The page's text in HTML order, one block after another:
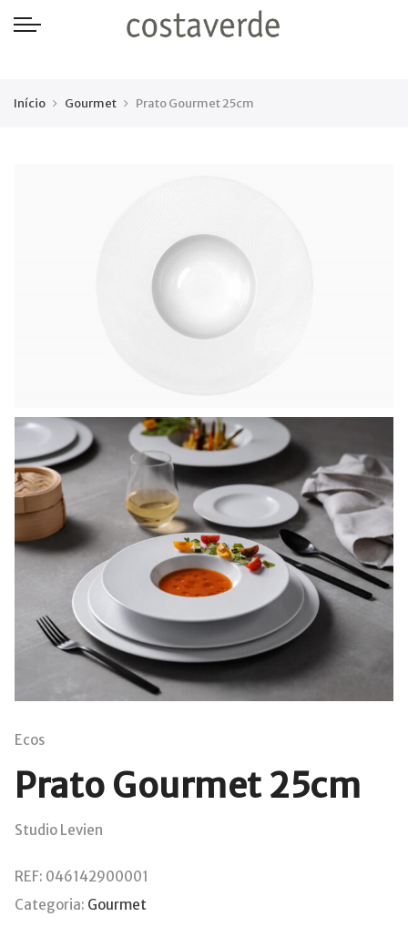
Início Gourmet Prato Gourmet 25cm
Ecos
Prato Gourmet 25cm
Studio Levien
REF: 046142900001
Categoria: Gourmet